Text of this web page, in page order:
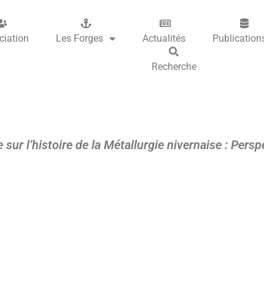
Les Forges Actualités
Recherche
sur l’histoire de la Métallurgie nivernaise :